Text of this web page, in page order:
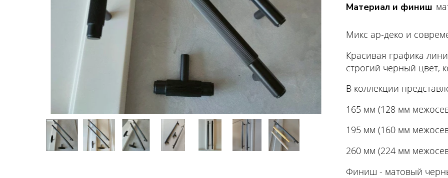
Материал и финиш
Микс ар-деко и
Красивая графика
строгий черный цвет,
В коллекции
165 мм (128 мм
195 мм (160 мм
260 мм (224 мм
Финиш - матовый